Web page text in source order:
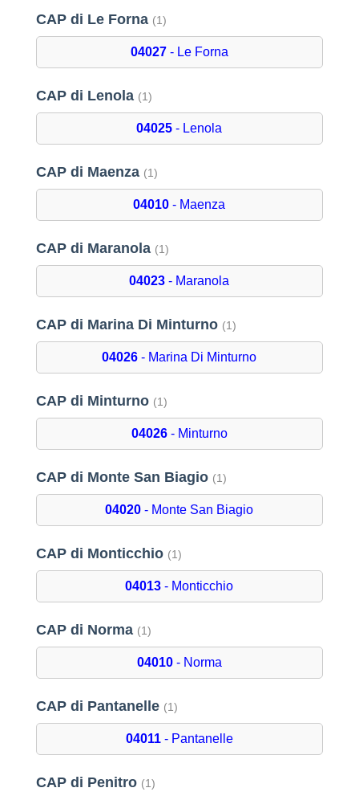
CAP di Le Forna (1)
04027- Le Forna
CAP di Lenola (1)
04025 - Lenola
CAP di Maenza (1)
04010 - Maenza
CAP di Maranola (1)
04023 - Maranola
CAP di Marina Di Minturno (1)
04026 - Marina Di Minturno
CAP di Minturno (1)
04026- Minturno
CAP di Monte San Biagio (1)
04020 - Monte San Biagio
CAP di Monticchio (1)
04013 - Monticchio
CAP di Norma (1)
04010- Norma
CAP di Pantanelle (1)
04011- Pantanelle
CAP di Penitro (1)